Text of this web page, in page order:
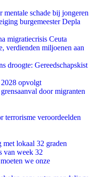
schade bij jongeren
burgemeester Depla
migratiecrisis Ceuta
verdienden miljoenen aan
droogte: Gereedschapskist
opvolgt
door migranten
terrorisme veroordeelden
met lokaal 32 graden
van week 32
we onze